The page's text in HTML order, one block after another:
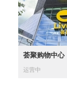
荟聚购物中心
运营中